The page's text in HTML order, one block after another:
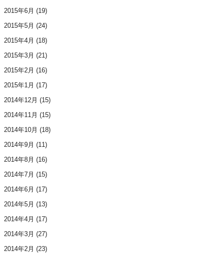
2015年6月 (19)
2015年5月 (24)
2015年4月 (18)
2015年3月 (21)
2015年2月 (16)
2015年1月 (17)
2014年12月 (15)
2014年11月 (15)
2014年10月 (18)
2014年9月 (11)
2014年8月 (16)
2014年7月 (15)
2014年6月 (17)
2014年5月 (13)
2014年4月 (17)
2014年3月 (27)
2014年2月 (23)